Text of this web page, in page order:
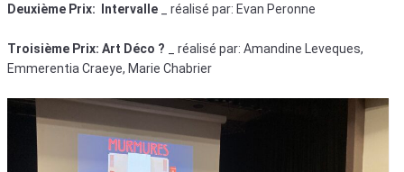
Deuxième Prix: Intervalle _ réalisé par: Evan Peronne
Troisième Prix: Art Déco ? _ réalisé par: Amandine Leveques,
Emmerentia Craeye, Marie Chabrier